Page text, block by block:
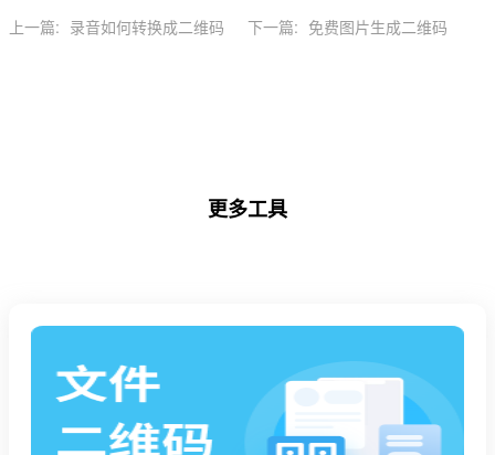
上一篇: 录音如何转换成二维码 下一篇: 免费图片生成二维码
更多工具